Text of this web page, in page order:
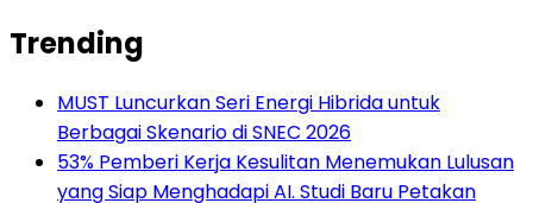
Trending
MUST Luncurkan Seri Energi Hibrida untuk
Berbagai Skenario di SNEC 2026
53% Pemberi Kerja Kesulitan Menemukan Lulusan
yang Siap Menghadapi AI. Studi Baru Petakan